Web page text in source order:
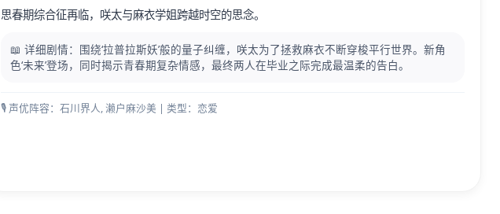
思春期综合征再临，咲太与麻衣学姐跨越时空的思念。
📖 详细剧情：围绕‘拉普拉斯妖’般的量子纠缠，咲太为了拯救麻衣不断穿梭平行世界。新角
色‘未来’登场，同时揭示青春期复杂情感，最终两人在毕业之际完成最温柔的告白。
🎙️ 声优阵容：石川界人, 濑户麻沙美 | 类型：恋爱